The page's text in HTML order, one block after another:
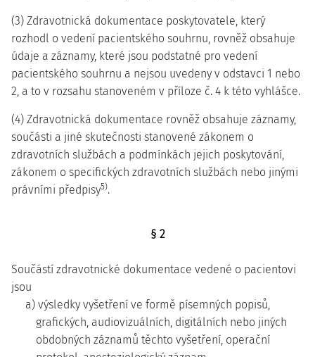
(3) Zdravotnická dokumentace poskytovatele, který
rozhodl o vedení pacientského souhrnu, rovněž obsahuje
údaje a záznamy, které jsou podstatné pro vedení
pacientského souhrnu a nejsou uvedeny v odstavci 1 nebo
2, a to v rozsahu stanoveném v příloze č. 4 k této vyhlášce.
(4) Zdravotnická dokumentace rovněž obsahuje záznamy,
součásti a jiné skutečnosti stanovené zákonem o
zdravotních službách a podmínkách jejich poskytování,
zákonem o specifických zdravotních službách nebo jinými
právními předpisy5).
§ 2
Součástí zdravotnické dokumentace vedené o pacientovi
jsou
a) výsledky vyšetření ve formě písemných popisů,
grafických, audiovizuálních, digitálních nebo jiných
obdobných záznamů těchto vyšetření, operační